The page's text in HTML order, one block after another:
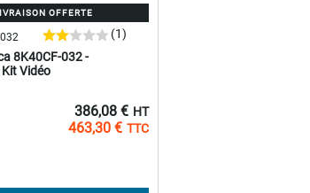
OFFERTE
8K40CF-032 -
Vidéo
(1)
463,30 €
386,08 €